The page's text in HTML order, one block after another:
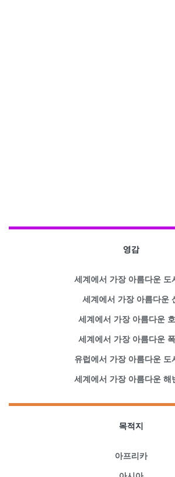
영감
세계에서 가장 아름다운 도
세계에서 가장 아름다운
세계에서 가장 아름다운
세계에서 가장 아름다운
유럽에서 가장 아름다운 도
세계에서 가장 아름다운 해
목적지
아프리카